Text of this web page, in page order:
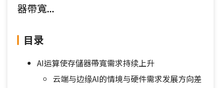
器帶寬...
目录
AI运算使存儲器帶寬需求持续上升
云端与边缘AI的情境与硬件需求发展方向差